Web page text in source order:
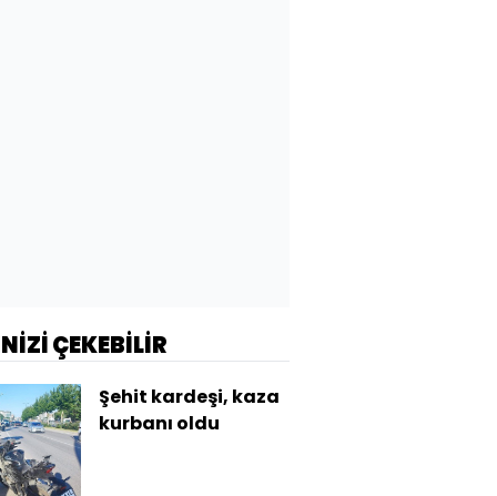
ÇEKEBİLİR
Şehit kardeşi, kaza
kurbanı oldu